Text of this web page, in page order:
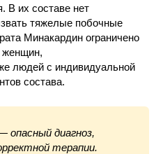
В их составе нет
тяжелые побочные
Минакардин ограничено
женщин,
людей с индивидуальной
состава.
опасный диагноз,
терапии.